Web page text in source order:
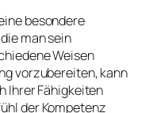
besondere
man sein
Weisen
vorzubereiten, kann
Ihrer Fähigkeiten
der Kompetenz